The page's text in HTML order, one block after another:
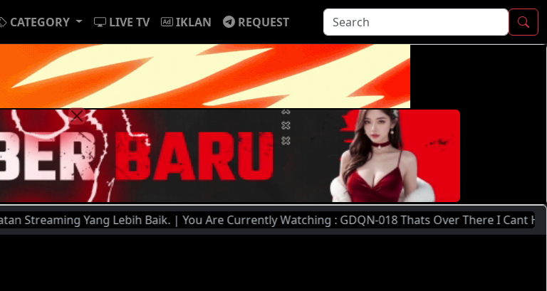
CATEGORY LIVE TV IKLAN REQUEST
Yang Lebih Baik. | You Are Currently Watching : GDQN-018 Thats Over There I Cant Help